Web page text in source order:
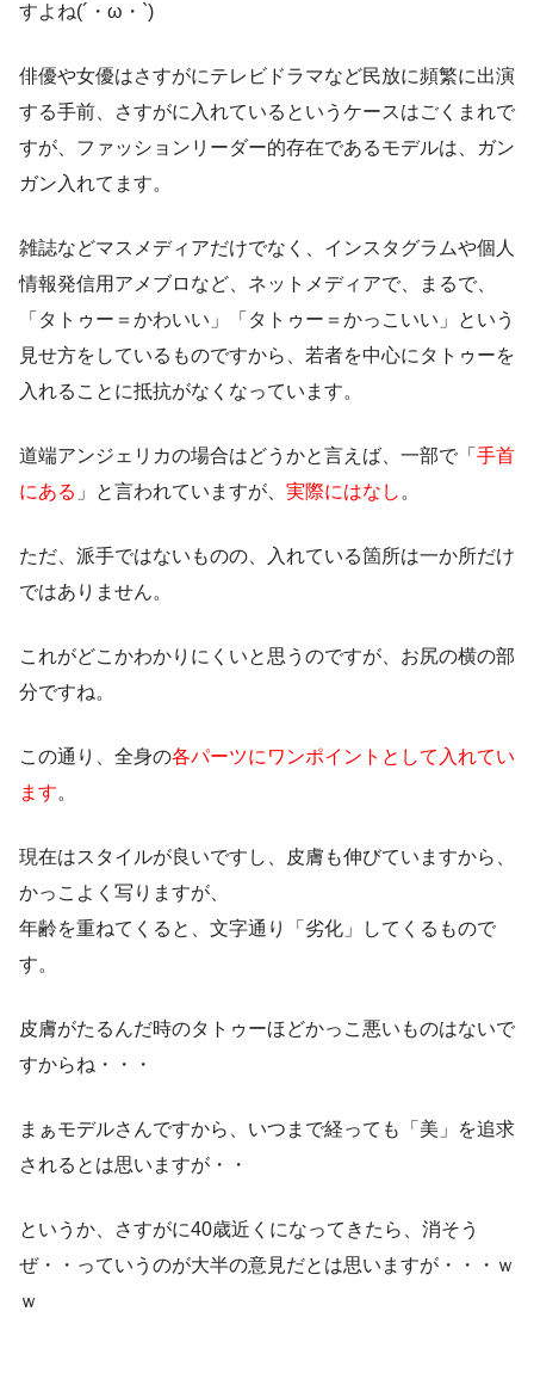
すよね(´・ω・`)
俳優や女優はさすがにテレビドラマなど民放に頻繁に出演
する手前、さすがに入れているというケースはごくまれで
すが、ファッションリーダー的存在であるモデルは、ガン
ガン入れてます。
雑誌などマスメディアだけでなく、インスタグラムや個人
情報発信用アメブロなど、ネットメディアで、まるで、
「タトゥー＝かわいい」「タトゥー＝かっこいい」という
見せ方をしているものですから、若者を中心にタトゥーを
入れることに抵抗がなくなっています。
道端アンジェリカの場合はどうかと言えば、一部で「 手首
にある 」と言われていますが、 実際にはなし 。
ただ、派手ではないものの、入れている箇所は一か所だけ
ではありません。
これがどこかわかりにくいと思うのですが、お尻の横の部
分ですね。
この通り、全身の各パーツにワンポイントとして入れてい
ます。
現在はスタイルが良いですし、皮膚も伸びていますから、
かっこよく写りますが、
年齢を重ねてくると、文字通り「劣化」してくるもので
す。
皮膚がたるんだ時のタトゥーほどかっこ悪いものはないで
すからね・・・
まぁモデルさんですから、いつまで経っても「美」を追求
されるとは思いますが・・
というか、さすがに40歳近くになってきたら、消そう
ぜ・・っていうのが大半の意見だとは思いますが・・・ｗ
ｗ